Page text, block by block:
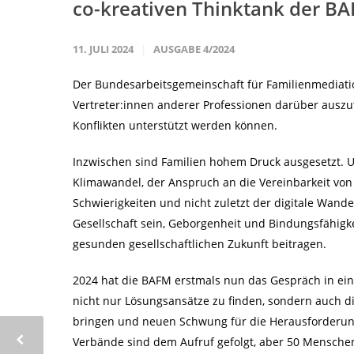
co-kreativen Thinktank der
11. JULI 2024 AUSGABE 4/2024
Der Bundesarbeitsgemeinschaft für
Vertreter:innen anderer Professionen darüber
Konflikten unterstützt werden können.
Inzwischen sind Familien hohem Druck ausgesetzt.
Klimawandel, der Anspruch an die Vereinbarkeit
Schwierigkeiten und nicht zuletzt der digitale
Gesellschaft sein, Geborgenheit und
gesunden gesellschaftlichen Zukunft beitragen.
2024 hat die BAFM erstmals nun das Gespräch in
nicht nur Lösungsansätze zu finden, sondern auch
bringen und neuen Schwung für die
Verbände sind dem Aufruf gefolgt, aber 50